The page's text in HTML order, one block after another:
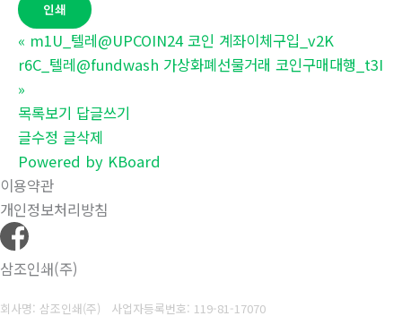
인쇄
« m1U_텔레@UPCOIN24 코인 계좌이체구입_v2K
r6C_텔레@fundwash 가상화폐선물거래 코인구매대행_t3I
»
목록보기 답글쓰기
글수정 글삭제
Powered by KBoard
이용약관
개인정보처리방침
삼조인쇄(주)
회사명: 삼조인쇄(주) 사업자등록번호: 119-81-17070